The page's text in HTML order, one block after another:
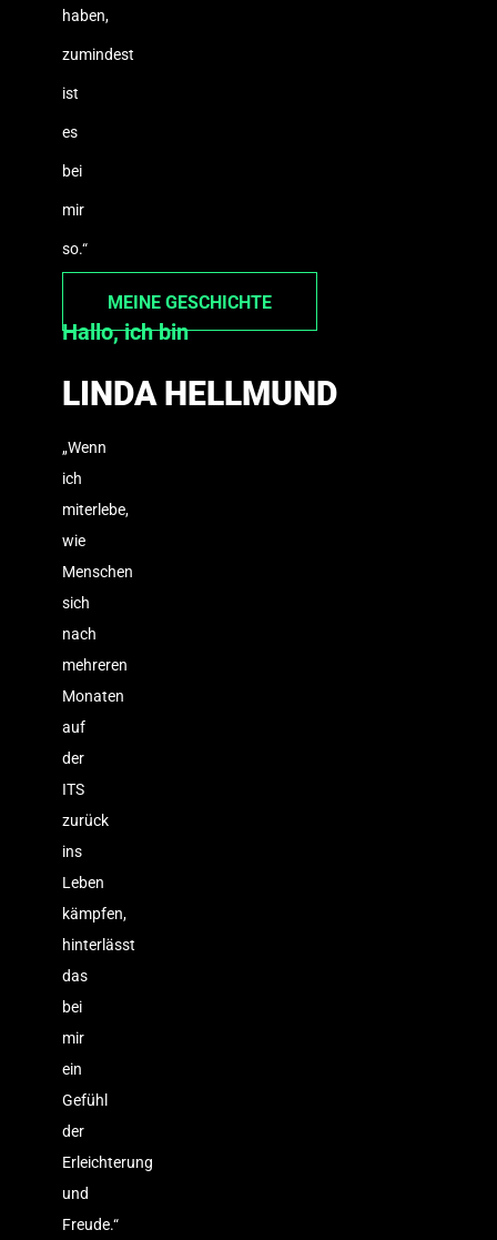
haben,
zumindest
ist
es
bei
mir
so.“
MEINE GESCHICHTE
Hallo, ich bin
LINDA HELLMUND
„Wenn
ich
miterlebe,
wie
Menschen
sich
nach
mehreren
Monaten
auf
der
ITS
zurück
ins
Leben
kämpfen,
hinterlässt
das
bei
mir
ein
Gefühl
der
Erleichterung
und
Freude.“